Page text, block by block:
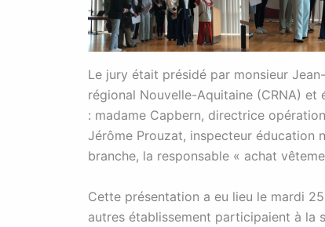
Le jury était présidé par monsieur
régional Nouvelle-Aquitaine (CRNA) et
: madame Capbern, directrice
Jérôme Prouzat, inspecteur éducation
branche, la responsable « achat
Cette présentation a eu lieu le mardi
autres établissement participaient à la